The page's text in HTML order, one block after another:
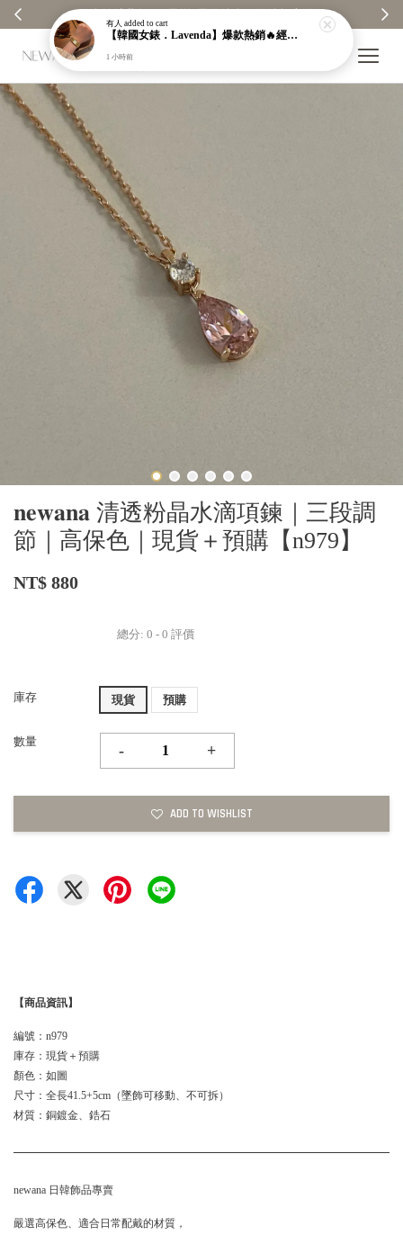
✨ 全館消費每100元贈1元回饋金｜回饋無上限 ✨
𝐧𝐞𝐰𝐚𝐧𝐚 清透粉晶水滴項鍊｜三段調
節｜高保色｜現貨＋預購【n979】
NT$ 880
總分: 0 - 0 評價
庫存 現貨 預購
數量
- +
ADD TO WISHLIST
【商品資訊】
編號：n979
庫存：現貨＋預購
顏色：如圖
尺寸：全長41.5+5cm（墜飾可移動、不可拆）
材質：銅鍍金、鋯石
newana 日韓飾品專賣
嚴選高保色、適合日常配戴的材質，
有人 added to cart
【韓國女錶．Lavenda】爆款熱銷🔥經典之作老錢風編織紋理奢華金錶【nk64】
1 小時前